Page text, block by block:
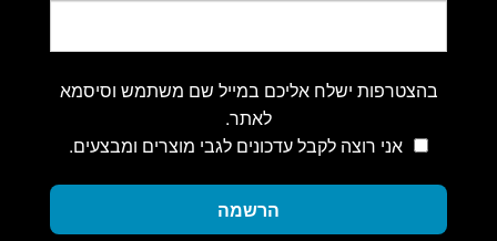
בהצטרפות ישלח אליכם במייל שם משתמש וסיסמא
לאתר.
אני רוצה לקבל עדכונים לגבי מוצרים ומבצעים.
הרשמה